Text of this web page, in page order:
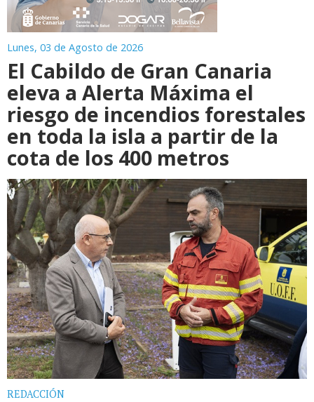
Lunes, 03 de Agosto de 2026
El Cabildo de Gran Canaria
eleva a Alerta Máxima el
riesgo de incendios forestales
en toda la isla a partir de la
cota de los 400 metros
REDACCIÓN